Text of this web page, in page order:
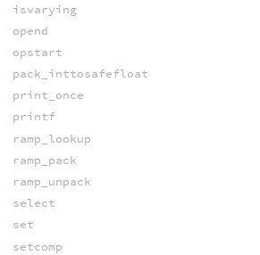
isvarying
opend
opstart
pack_inttosafefloat
print_once
printf
ramp_lookup
ramp_pack
ramp_unpack
select
set
setcomp